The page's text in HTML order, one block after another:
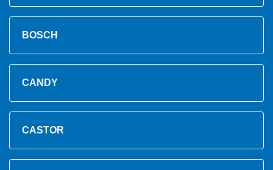
BOSCH
CANDY
CASTOR